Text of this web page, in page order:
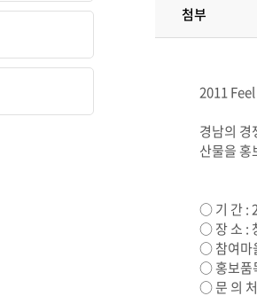
첨부
2011
경남의 경
산물을 홍
○ 기 간 :
○ 장 소 :
○ 참여마
○ 홍보품
○ 문 의